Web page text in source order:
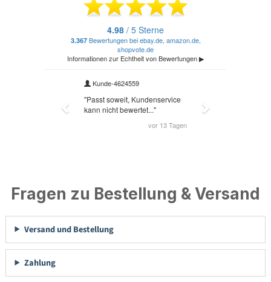
Fragen zu Bestellung & Versand
Versand und Bestellung
Zahlung